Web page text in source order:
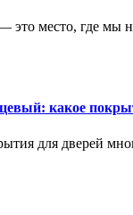
это место, где мы
какое
для дверей